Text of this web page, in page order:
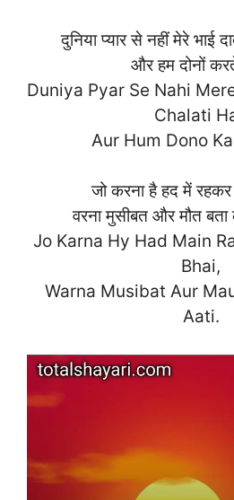
दुनिया प्यार से नहीं मेरे भाई
और हम दोनों
Duniya Pyar Se Nahi
Chalati
Aur Hum Dono
जो करना है हद में रहकर
वरना मुसीबत और मौत
Jo Karna Hy Had Main
Bhai,
Warna Musibat Aur
Aati.